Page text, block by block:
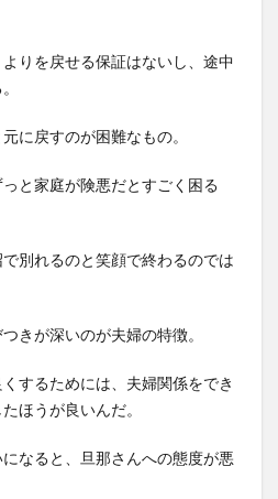
りを戻せる保証はないし、途中
に戻すのが困難なもの。
と家庭が険悪だとすごく困る
別れるのと笑顔で終わるのでは
きが深いのが夫婦の特徴。
するためには、夫婦関係をでき
ほうが良いんだ。
なると、旦那さんへの態度が悪